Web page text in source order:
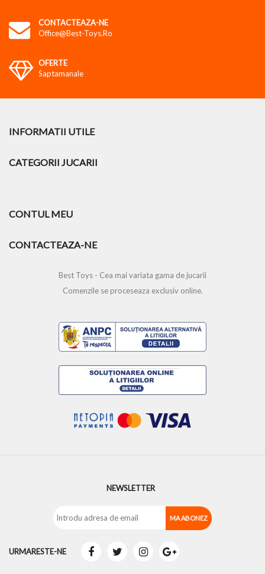
CONTACTEAZA-NE
Office@best-Toys.ro
OFERTE
Saptamanale
INFORMATII UTILE
CATEGORII JUCARII
CONTUL MEU
CONTACTEAZA-NE
Best Toys - Cea mai variata gama de jucarii
Comenzile se proceseaza exclusiv online.
NEWSLETTER
URMARESTE-NE